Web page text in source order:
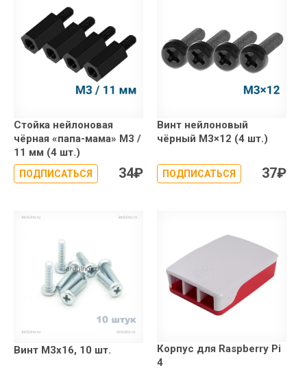
Стойка нейлоновая
чёрная «папа-мама» М3 /
11 мм (4 шт.)
ПОДПИСАТЬСЯ 34₽
Винт нейлоновый
чёрный М3×12 (4 шт.)
ПОДПИСАТЬСЯ 37₽
Винт М3х16, 10 шт.
Корпус для Raspberry Pi
4